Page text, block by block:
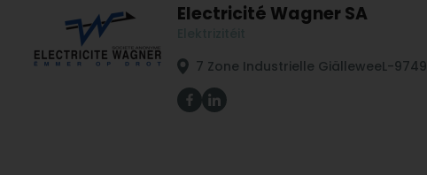
Electricité Wagner SA
7 Zone Industrielle GiälleweeL-9749